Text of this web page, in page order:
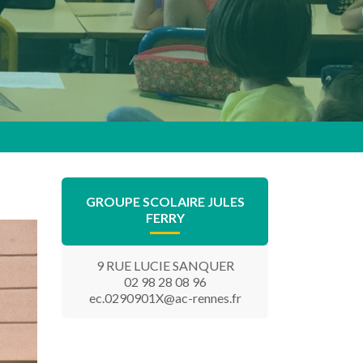
LE MAGAZINE
MUNICIPAL
ADHÉSION À
L’ASSOCIATION
NATIONALE DES
VILLES ET
TERRITOIRES
ACCUEILLANTS
(ANVITA)
GROUPE SCOLAIRE JULES
FERRY
9 RUE LUCIE SANQUER
02 98 28 08 96
ec.0290901X@ac-rennes.fr